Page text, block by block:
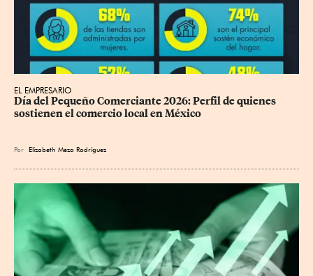
EL EMPRESARIO
Día del Pequeño Comerciante 2026: Perfil de quienes
sostienen el comercio local en México
Por Elizabeth Meza Rodríguez